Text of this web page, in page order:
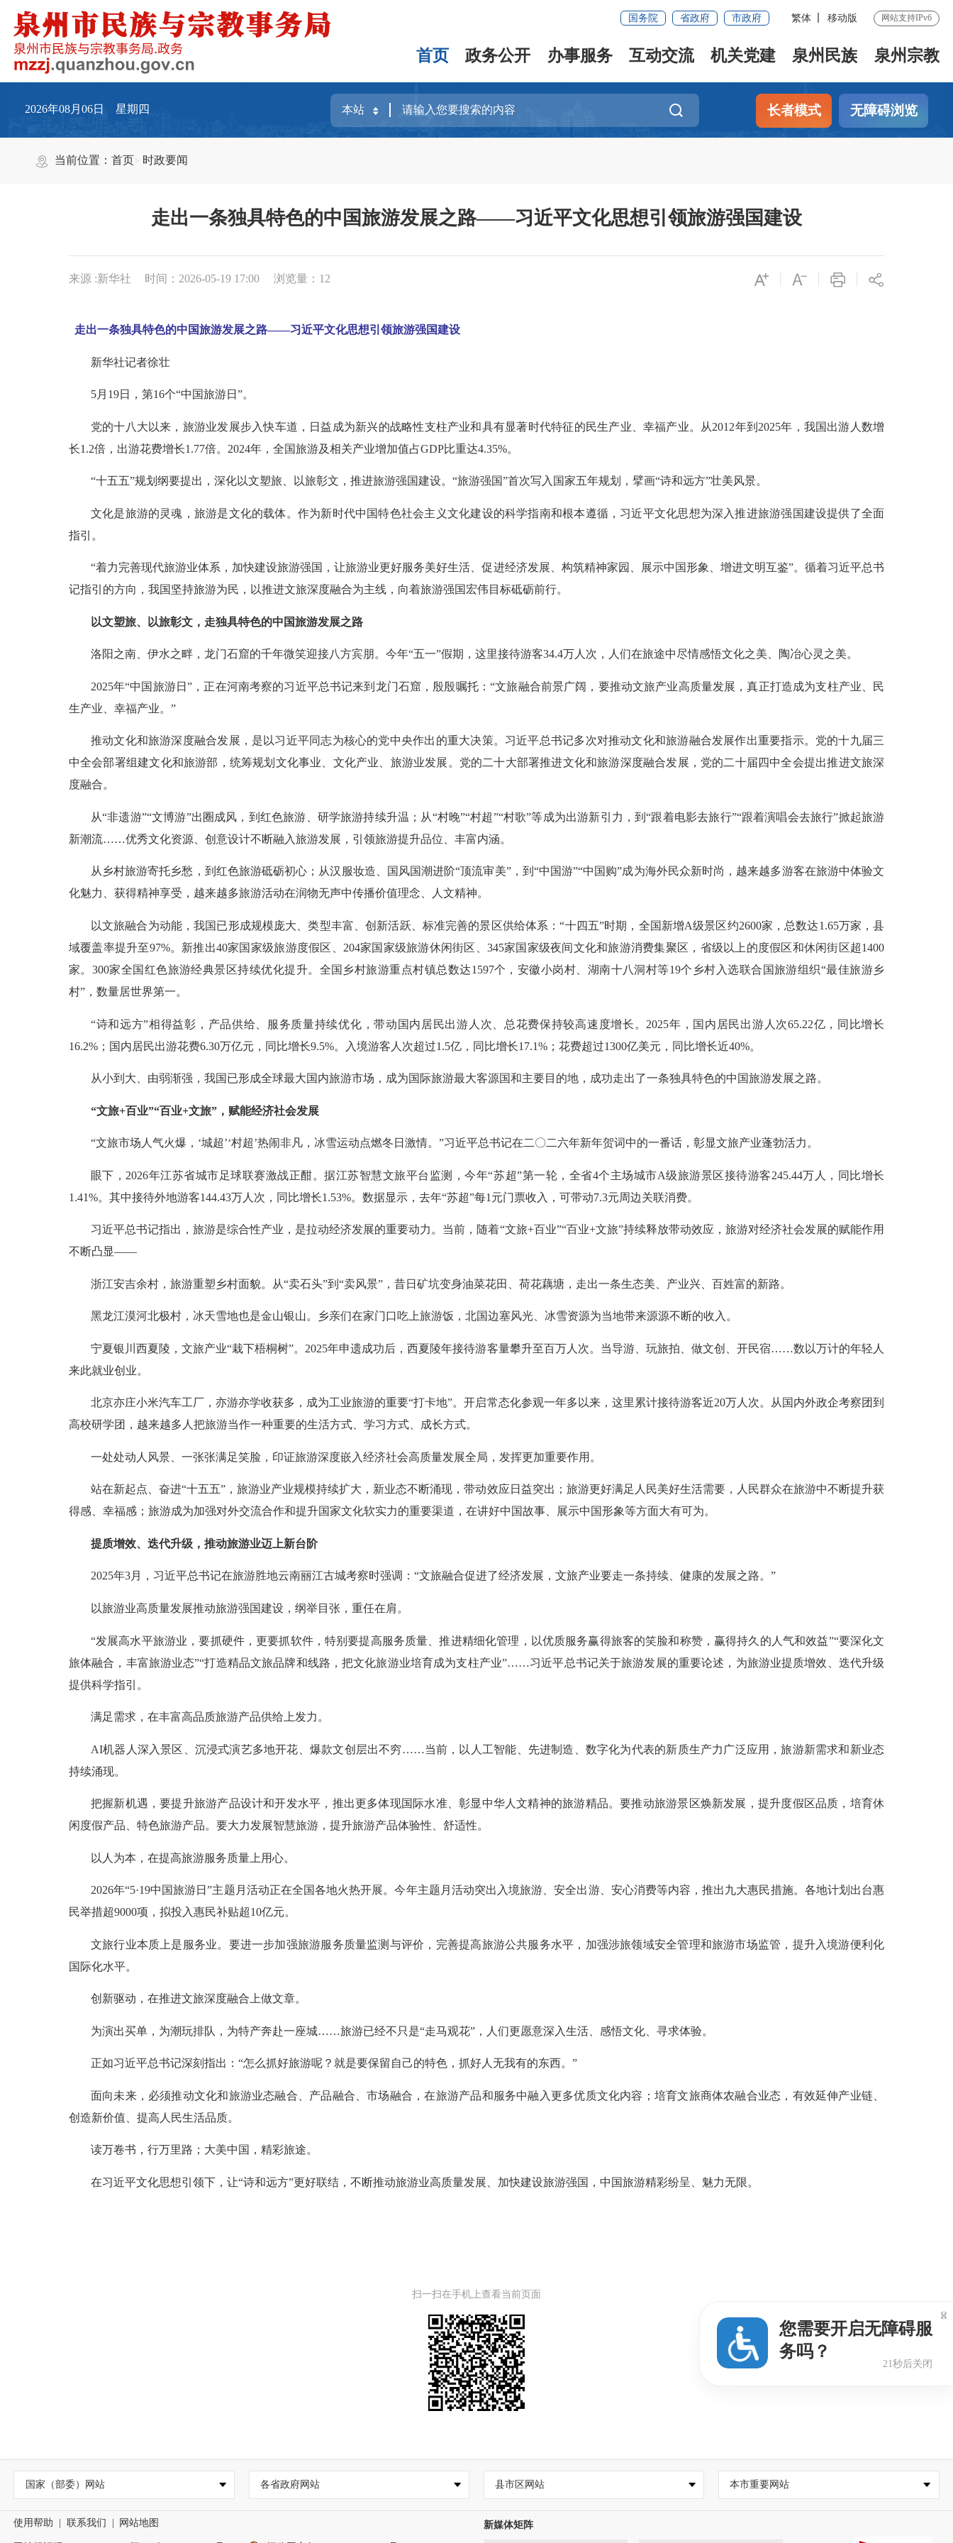
国务院 省政府 市政府 繁体 移动版 网站支持IPv6
首页 政务公开 办事服务 互动交流 机关党建 泉州民族 泉州宗教
2026年08月06日 星期四 长者模式 无障碍浏览
当前位置：首页 时政要闻
走出一条独具特色的中国旅游发展之路——习近平文化思想引领旅游强国建设
来源 :新华社 时间：2026-05-19 17:00 浏览量： 12
走出一条独具特色的中国旅游发展之路——习近平文化思想引领旅游强国建设
新华社记者徐壮
5月19日，第16个“中国旅游日”。
党的十八大以来，旅游业发展步入快车道，日益成为新兴的战略性支柱产业和具有显著时代特征的民生产业、幸福产业。从2012年到2025年，我国出游人数增
长1.2倍，出游花费增长1.77倍。2024年，全国旅游及相关产业增加值占GDP比重达4.35%。
“十五五”规划纲要提出，深化以文塑旅、以旅彰文，推进旅游强国建设。“旅游强国”首次写入国家五年规划，擘画“诗和远方”壮美风景。
文化是旅游的灵魂，旅游是文化的载体。作为新时代中国特色社会主义文化建设的科学指南和根本遵循，习近平文化思想为深入推进旅游强国建设提供了全面
指引。
“着力完善现代旅游业体系，加快建设旅游强国，让旅游业更好服务美好生活、促进经济发展、构筑精神家园、展示中国形象、增进文明互鉴”。循着习近平总书
记指引的方向，我国坚持旅游为民，以推进文旅深度融合为主线，向着旅游强国宏伟目标砥砺前行。
以文塑旅、以旅彰文，走独具特色的中国旅游发展之路
洛阳之南、伊水之畔，龙门石窟的千年微笑迎接八方宾朋。今年“五一”假期，这里接待游客34.4万人次，人们在旅途中尽情感悟文化之美、陶冶心灵之美。
2025年“中国旅游日”，正在河南考察的习近平总书记来到龙门石窟，殷殷嘱托：“文旅融合前景广阔，要推动文旅产业高质量发展，真正打造成为支柱产业、民
生产业、幸福产业。”
推动文化和旅游深度融合发展，是以习近平同志为核心的党中央作出的重大决策。习近平总书记多次对推动文化和旅游融合发展作出重要指示。党的十九届三
中全会部署组建文化和旅游部，统筹规划文化事业、文化产业、旅游业发展。党的二十大部署推进文化和旅游深度融合发展，党的二十届四中全会提出推进文旅深
度融合。
从“非遗游”“文博游”出圈成风，到红色旅游、研学旅游持续升温；从“村晚”“村超”“村歌”等成为出游新引力，到“跟着电影去旅行”“跟着演唱会去旅行”掀起旅游
新潮流……优秀文化资源、创意设计不断融入旅游发展，引领旅游提升品位、丰富内涵。
从乡村旅游寄托乡愁，到红色旅游砥砺初心；从汉服妆造、国风国潮进阶“顶流审美”，到“中国游”“中国购”成为海外民众新时尚，越来越多游客在旅游中体验文
化魅力、获得精神享受，越来越多旅游活动在润物无声中传播价值理念、人文精神。
以文旅融合为动能，我国已形成规模庞大、类型丰富、创新活跃、标准完善的景区供给体系：“十四五”时期，全国新增A级景区约2600家，总数达1.65万家，县
域覆盖率提升至97%。新推出40家国家级旅游度假区、204家国家级旅游休闲街区、345家国家级夜间文化和旅游消费集聚区，省级以上的度假区和休闲街区超1400
家。300家全国红色旅游经典景区持续优化提升。全国乡村旅游重点村镇总数达1597个，安徽小岗村、湖南十八洞村等19个乡村入选联合国旅游组织“最佳旅游乡
村”，数量居世界第一。
“诗和远方”相得益彰，产品供给、服务质量持续优化，带动国内居民出游人次、总花费保持较高速度增长。2025年，国内居民出游人次65.22亿，同比增长
16.2%；国内居民出游花费6.30万亿元，同比增长9.5%。入境游客人次超过1.5亿，同比增长17.1%；花费超过1300亿美元，同比增长近40%。
从小到大、由弱渐强，我国已形成全球最大国内旅游市场，成为国际旅游最大客源国和主要目的地，成功走出了一条独具特色的中国旅游发展之路。
“文旅+百业”“百业+文旅”，赋能经济社会发展
“文旅市场人气火爆，‘城超’‘村超’热闹非凡，冰雪运动点燃冬日激情。”习近平总书记在二〇二六年新年贺词中的一番话，彰显文旅产业蓬勃活力。
眼下，2026年江苏省城市足球联赛激战正酣。据江苏智慧文旅平台监测，今年“苏超”第一轮，全省4个主场城市A级旅游景区接待游客245.44万人，同比增长
1.41%。其中接待外地游客144.43万人次，同比增长1.53%。数据显示，去年“苏超”每1元门票收入，可带动7.3元周边关联消费。
习近平总书记指出，旅游是综合性产业，是拉动经济发展的重要动力。当前，随着“文旅+百业”“百业+文旅”持续释放带动效应，旅游对经济社会发展的赋能作用
不断凸显——
浙江安吉余村，旅游重塑乡村面貌。从“卖石头”到“卖风景”，昔日矿坑变身油菜花田、荷花藕塘，走出一条生态美、产业兴、百姓富的新路。
黑龙江漠河北极村，冰天雪地也是金山银山。乡亲们在家门口吃上旅游饭，北国边塞风光、冰雪资源为当地带来源源不断的收入。
宁夏银川西夏陵，文旅产业“栽下梧桐树”。2025年申遗成功后，西夏陵年接待游客量攀升至百万人次。当导游、玩旅拍、做文创、开民宿……数以万计的年轻人
来此就业创业。
北京亦庄小米汽车工厂，亦游亦学收获多，成为工业旅游的重要“打卡地”。开启常态化参观一年多以来，这里累计接待游客近20万人次。从国内外政企考察团到
高校研学团，越来越多人把旅游当作一种重要的生活方式、学习方式、成长方式。
一处处动人风景、一张张满足笑脸，印证旅游深度嵌入经济社会高质量发展全局，发挥更加重要作用。
站在新起点、奋进“十五五”，旅游业产业规模持续扩大，新业态不断涌现，带动效应日益突出；旅游更好满足人民美好生活需要，人民群众在旅游中不断提升获
得感、幸福感；旅游成为加强对外交流合作和提升国家文化软实力的重要渠道，在讲好中国故事、展示中国形象等方面大有可为。
提质增效、迭代升级，推动旅游业迈上新台阶
2025年3月，习近平总书记在旅游胜地云南丽江古城考察时强调：“文旅融合促进了经济发展，文旅产业要走一条持续、健康的发展之路。”
以旅游业高质量发展推动旅游强国建设，纲举目张，重任在肩。
“发展高水平旅游业，要抓硬件，更要抓软件，特别要提高服务质量、推进精细化管理，以优质服务赢得旅客的笑脸和称赞，赢得持久的人气和效益”“要深化文
旅体融合，丰富旅游业态”“打造精品文旅品牌和线路，把文化旅游业培育成为支柱产业”……习近平总书记关于旅游发展的重要论述，为旅游业提质增效、迭代升级
提供科学指引。
满足需求，在丰富高品质旅游产品供给上发力。
AI机器人深入景区、沉浸式演艺多地开花、爆款文创层出不穷……当前，以人工智能、先进制造、数字化为代表的新质生产力广泛应用，旅游新需求和新业态
持续涌现。
把握新机遇，要提升旅游产品设计和开发水平，推出更多体现国际水准、彰显中华人文精神的旅游精品。要推动旅游景区焕新发展，提升度假区品质，培育休
闲度假产品、特色旅游产品。要大力发展智慧旅游，提升旅游产品体验性、舒适性。
以人为本，在提高旅游服务质量上用心。
2026年“5·19中国旅游日”主题月活动正在全国各地火热开展。今年主题月活动突出入境旅游、安全出游、安心消费等内容，推出九大惠民措施。各地计划出台惠
民举措超9000项，拟投入惠民补贴超10亿元。
文旅行业本质上是服务业。要进一步加强旅游服务质量监测与评价，完善提高旅游公共服务水平，加强涉旅领域安全管理和旅游市场监管，提升入境游便利化
国际化水平。
创新驱动，在推进文旅深度融合上做文章。
为演出买单，为潮玩排队，为特产奔赴一座城……旅游已经不只是“走马观花”，人们更愿意深入生活、感悟文化、寻求体验。
正如习近平总书记深刻指出：“怎么抓好旅游呢？就是要保留自己的特色，抓好人无我有的东西。”
面向未来，必须推动文化和旅游业态融合、产品融合、市场融合，在旅游产品和服务中融入更多优质文化内容；培育文旅商体农融合业态，有效延伸产业链、
创造新价值、提高人民生活品质。
读万卷书，行万里路；大美中国，精彩旅途。
在习近平文化思想引领下，让“诗和远方”更好联结，不断推动旅游业高质量发展、加快建设旅游强国，中国旅游精彩纷呈、魅力无限。
扫一扫在手机上查看当前页面
国家（部委）网站 各省政府网站 县市区网站 本市重要网站
使用帮助 联系我们 网站地图 新媒体矩阵
您需要开启无障碍服
务吗？
21秒后关闭
